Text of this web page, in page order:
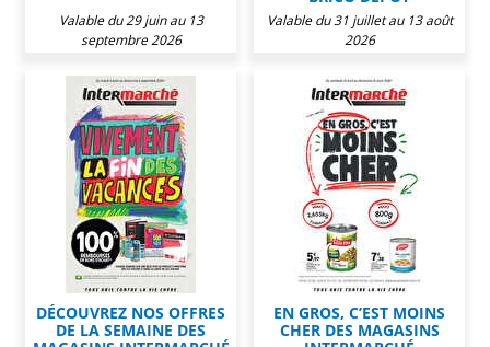
Valable du 29 juin au 13
septembre 2026
Valable du 31 juillet au 13 août
2026
DÉCOUVREZ NOS OFFRES
DE LA SEMAINE DES
EN GROS, C’EST MOINS
CHER DES MAGASINS